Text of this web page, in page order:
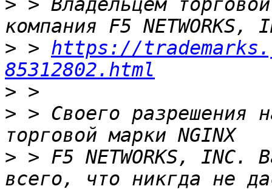
> > Владельцем
> > https://
85312802.html
>
> > Своего разрешения
> > F5 NETWORKS,